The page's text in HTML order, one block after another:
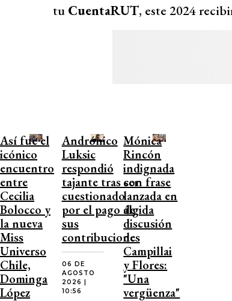
tu CuentaRUT, este 2024
Así fue el
icónico
encuentro
entre
Cecilia
Bolocco y
la nueva
Miss
Universo
Chile,
Dominga
López
Andrónico
Luksic
respondió
tajante tras ser
cuestionado
por el pago de
sus
contribuciones
06 DE
AGOSTO
2026 |
10:56
Mónica
Rincón
indignada
con frase
lanzada en
álgida
discusión
de
Campillai
y Flores:
"Una
vergüenza"